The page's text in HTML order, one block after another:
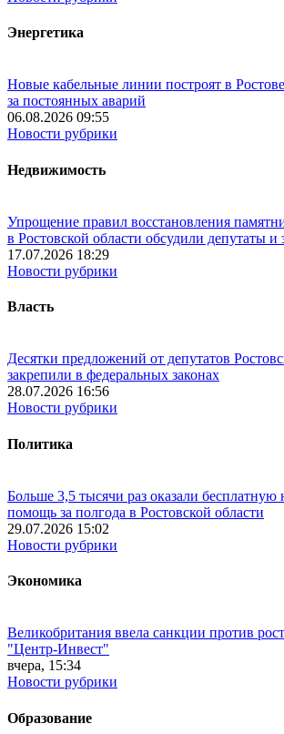
Энергетика
Новые кабельные линии построят в
за постоянных аварий
06.08.2026 09:55
Новости рубрики
Недвижимость
Упрощение правил восстановления
в Ростовской области обсудили депутаты и
17.07.2026 18:29
Новости рубрики
Власть
Десятки предложений от депутатов
закрепили в федеральных законах
28.07.2026 16:56
Новости рубрики
Политика
Больше 3,5 тысячи раз оказали
помощь за полгода в Ростовской области
29.07.2026 15:02
Новости рубрики
Экономика
Великобритания ввела санкции против
"Центр-Инвест"
вчера, 15:34
Новости рубрики
Образование